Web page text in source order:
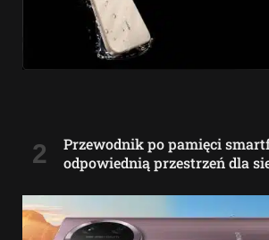
Przewodnik po pamięci
odpowiednią przestrzeń dla